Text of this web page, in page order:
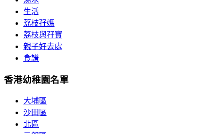
生活
荔枝孖媽
荔枝與孖寶
親子好去處
食譜
香港幼稚園名單
大埔區
沙田區
北區